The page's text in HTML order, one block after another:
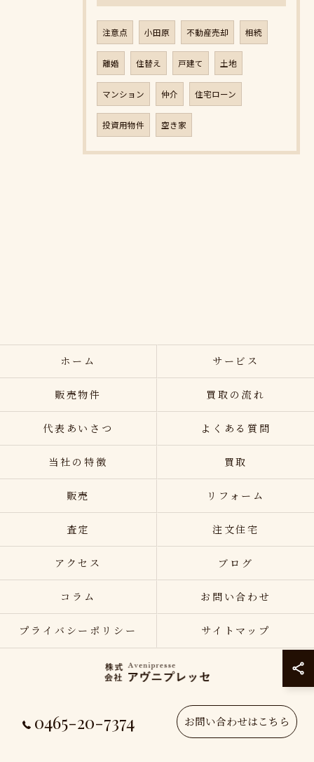
注意点 小田原 不動産売却 相続
離婚 住替え 戸建て 土地
マンション 仲介 住宅ローン
投資用物件 空き家
0465-20-7374 お問い合わせはこちら
ホーム サービス
販売物件 買取の流れ
代表あいさつ よくある質問
当社の特徴 買取
販売 リフォーム
査定 注文住宅
アクセス ブログ
コラム お問い合わせ
プライバシーポリシー サイトマップ
© 2026 神奈川県小田原の不動産売却なら株式会社アヴニプレッセ ALL RIGHTS
RESERVED.